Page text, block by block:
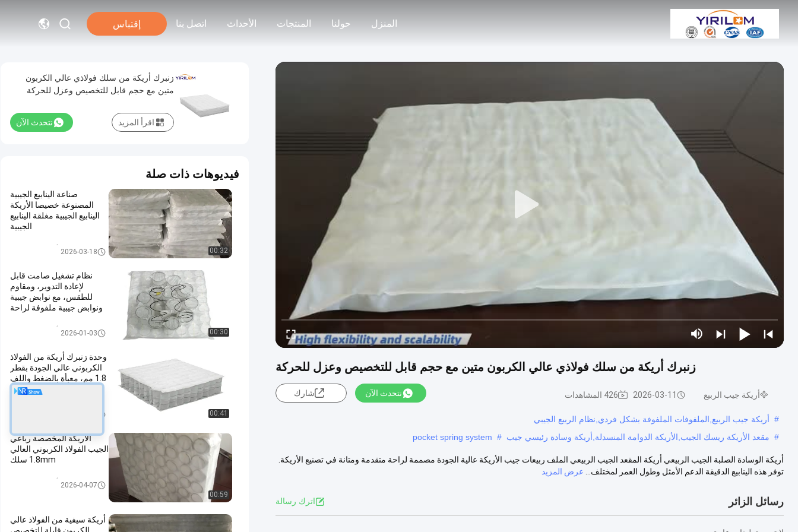
المنزل حولنا المنتجات الأحداث اتصل بنا إقتباس
زنبرك أريكة من سلك فولاذي عالي الكربون متين مع حجم قابل للتخصيص وعزل للحركة
أريكة جيب الربيع 2026-03-11 426 المشاهدات نتحدث الآن شارك
# أريكة جيب الربيع,الملفوفات الملفوفة بشكل فردي,نظام الربيع الجيبي
# مقعد الأريكة ريسك الجيب,الأريكة الدوامة المنسدلة,أريكة وسادة رئيسي جيب #
pocket spring system
أريكة الوسادة الصلبة الجيب الربيعي أريكة المقعد الجيب الربيعي الملف ربيعات جيب الأريكة عالية الجودة مصممة لراحة متقدمة ومتانة في تصنيع الأريكة.
توفر هذه الينابيع الدقيقة الدعم الأمثل وطول العمر لمختلف...
عرض المزيد
رسائل الزائر اترك رسالة
زنبرك أريكة من سلك فولاذي عالي الكربون
متين مع حجم قابل للتخصيص وعزل للحركة
نتحدث الآن اقرأ المزيد
فيديوهات ذات صلة
00:32
صناعة الينابيع الجيبية
المصنوعة خصيصا الأريكة
الينابيع الجيبية مغلقة الينابيع
الجيبية
2026-03-18
00:30
نظام تشغيل صامت قابل
لإعادة التدوير، ومقاوم
للطقس، مع نوابض جيبية
ونوابض جيبية ملفوفة لراحة
2026-01-03
00:41
وحدة زنبرك أريكة من الفولاذ
الكربوني عالي الجودة بقطر
1.8 مم، معبأة بالضغط واللف
لتوفير راحة قابلة للتخصيص
00:59
الأريكة المخصصة رباعي
الجيب الفولاذ الكربوني العالي
1.8mm سلك
2026-04-07
أريكة سيفية من الفولاذ عالي